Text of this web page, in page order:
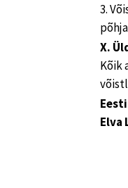
3.
X.
Kõik
Elva